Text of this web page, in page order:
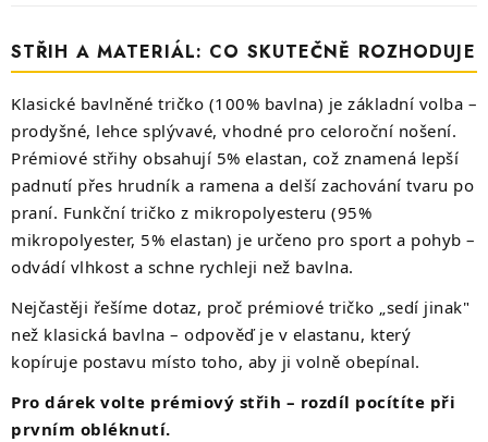
STŘIH A MATERIÁL: CO SKUTEČNĚ ROZHODUJE
Klasické bavlněné tričko (100% bavlna) je základní volba –
prodyšné, lehce splývavé, vhodné pro celoroční nošení.
Prémiové střihy obsahují 5% elastan, což znamená lepší
padnutí přes hrudník a ramena a delší zachování tvaru po
praní. Funkční tričko z mikropolyesteru (95%
mikropolyester, 5% elastan) je určeno pro sport a pohyb –
odvádí vlhkost a schne rychleji než bavlna.
Nejčastěji řešíme dotaz, proč prémiové tričko „sedí jinak"
než klasická bavlna – odpověď je v elastanu, který
kopíruje postavu místo toho, aby ji volně obepínal.
Pro dárek volte prémiový střih – rozdíl pocítíte při
prvním obléknutí.